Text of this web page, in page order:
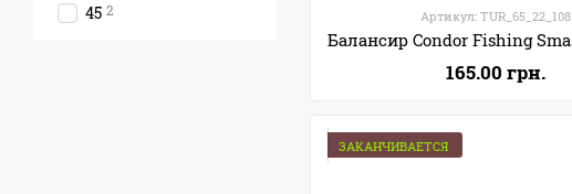
Артикул: TUR_65_22_108
165.00 грн.
ЗАКАНЧИВАЕТСЯ
45 2